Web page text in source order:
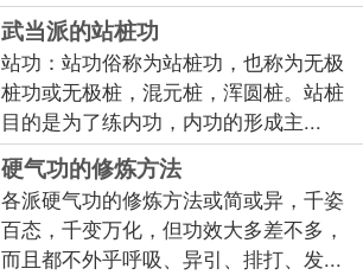
武当派的站桩功
站功：站功俗称为站桩功，也称为无极
桩功或无极桩，混元桩，浑圆桩。站桩
目的是为了练内功，内功的形成主...
硬气功的修炼方法
各派硬气功的修炼方法或简或异，千姿
百态，千变万化，但功效大多差不多，
而且都不外乎呼吸、异引、排打、发...